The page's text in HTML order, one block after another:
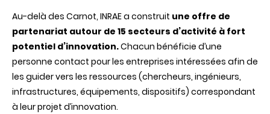
Au-delà des Carnot, INRAE a construit une offre de
partenariat autour de 15 secteurs d’activité à fort
potentiel d’innovation.Chacun bénéficie d’une
personne contact pour les entreprises intéressées afin de
les guider vers les ressources (chercheurs, ingénieurs,
infrastructures, équipements, dispositifs) correspondant
à leur projet d’innovation.